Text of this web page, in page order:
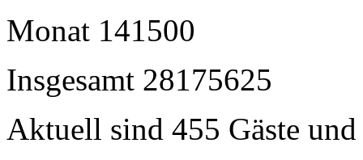
Monat 141500
Insgesamt 28175625
Aktuell sind 455 Gäste